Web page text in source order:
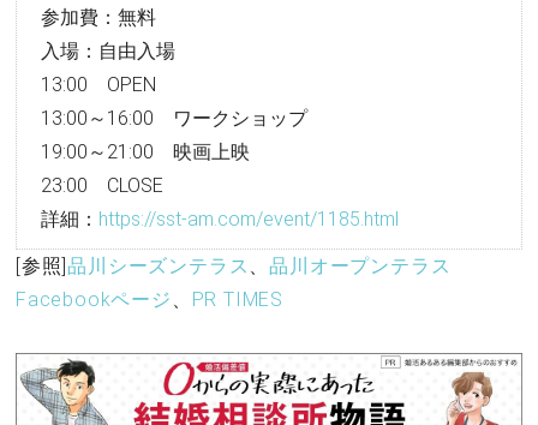
参加費：無料
入場：自由入場
13:00 OPEN
13:00～16:00 ワークショップ
19:00～21:00 映画上映
23:00 CLOSE
詳細： https://sst-am.com/event/1185.html
[参照]品川シーズンテラス 、品川オープンテラス
Facebookページ 、 PR TIMES